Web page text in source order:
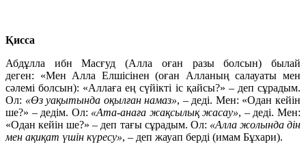
Қисса
Абдұлла ибн Масғуд (Алла оған разы болсын) былай
деген: «Мен Алла Елшісінен (оған Алланың салауаты мен
сәлемі болсын): «Аллаға ең сүйікті іс қайсы?» – деп сұрадым.
Ол: «Өз уақытында оқылған намаз», – деді. Мен: «Одан кейін
ше?» – дедім. Ол: «Ата-анаға жақсылық жасау», – деді. Мен:
«Одан кейін ше?» – деп тағы сұрадым. Ол: «Алла жолында дін
мен ақиқат үшін күресу», – деп жауап берді (имам Бұхари).